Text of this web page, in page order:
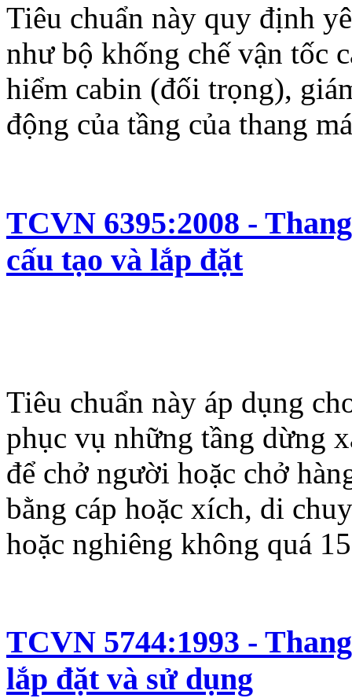
Tiêu chuẩn này quy định
như bộ khống chế vận tốc
hiểm cabin (đối trọng),
động của tầng của thang
TCVN 6395:2008 -
cấu tạo và lắp đặt
Tiêu chuẩn này áp dụng
phục vụ những tầng dừng
để chở người hoặc chở
bằng cáp hoặc xích, di
hoặc nghiêng không quá
TCVN 5744:1993 -
lắp đặt và sử dụng